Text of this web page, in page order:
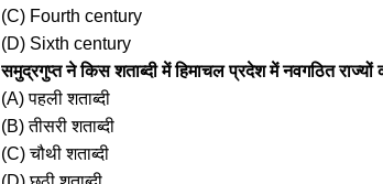
(C) Fourth century
(D) Sixth century
समुद्रगुप्त ने किस शताब्दी में हिमाचल प्रदेश में नवगठित
(A) पहली शताब्दी
(B) तीसरी शताब्दी
(C) चौथी शताब्दी